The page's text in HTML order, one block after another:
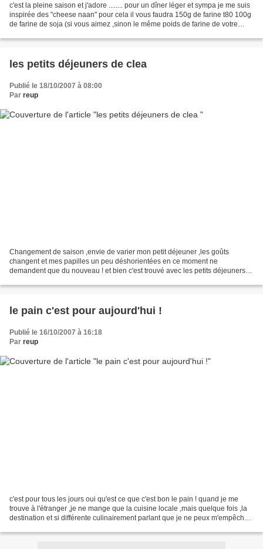
c'est la pleine saison et j'adore ........ pour un dîner léger et sympa je me suis
inspirée des "cheese naan" pour cela il vous faudra 150g de farine t80 100g
de farine de soja (si vous aimez ,sinon le même poids de farine de votre
les petits déjeuners de clea
Publié le 18/10/2007 à 08:00
Par reup
Changement de saison ,envie de varier mon petit déjeuner ,les goûts
changent et mes papilles un peu déshorientées en ce moment ne
demandent que du nouveau ! et bien c'est trouvé avec les petits déjeuners
le pain c'est pour aujourd'hui !
Publié le 16/10/2007 à 16:18
Par reup
c'est pour tous les jours oui qu'est ce que c'est bon le pain ! quand je me
trouve à l'étranger ,je ne mange que la cuisine locale ,mais quelque fois ,la
destination et si différente culinairement parlant que je ne peux m'empêcher